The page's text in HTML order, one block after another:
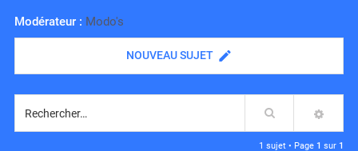
Modérateur : Modo's
NOUVEAU SUJET
Rechercher
1 sujet • Page 1 sur 1